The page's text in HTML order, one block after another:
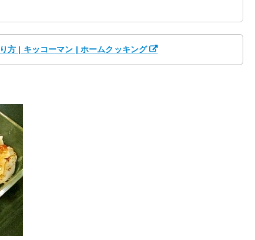
方 | キッコーマン | ホームクッキング